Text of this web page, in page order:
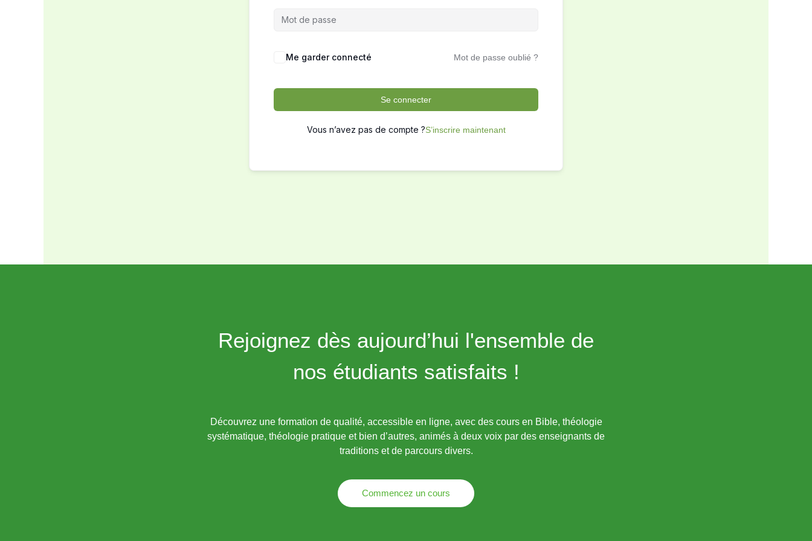
Me garder connecté Mot de passe oublié ?
Se connecter
Vous n’avez pas de compte ?S’inscrire maintenant
Rejoignez dès aujourd’hui l'ensemble de
nos étudiants satisfaits !
Découvrez une formation de qualité, accessible en ligne, avec des cours en Bible, théologie
systématique, théologie pratique et bien d’autres, animés à deux voix par des enseignants de
traditions et de parcours divers.
Commencez un cours